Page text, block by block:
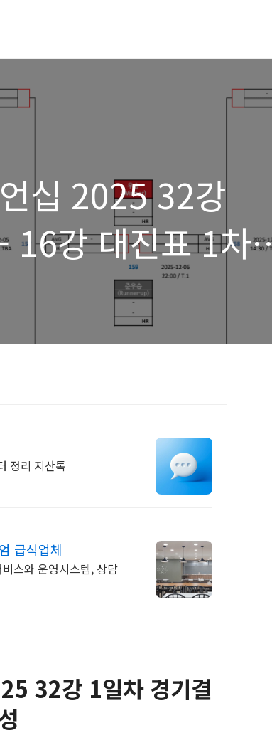
십 2025 32강
16강 대진표 1차
정리 지산톡
급식업체
스와 운영시스템, 상담
32강 1일차 경기결